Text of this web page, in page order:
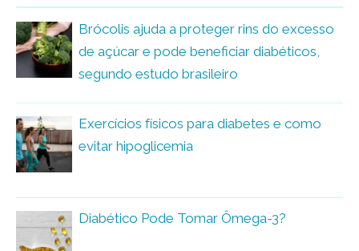
Brócolis ajuda a proteger rins do excesso
de açúcar e pode beneficiar diabéticos,
segundo estudo brasileiro
Exercícios físicos para diabetes e como
evitar hipoglicemia
Diabético Pode Tomar Ômega-3?